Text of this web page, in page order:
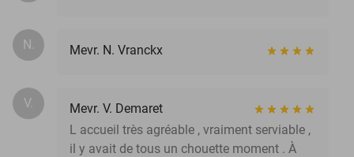
N. Mevr. N. Vranckx
V.
Mevr. V. Demaret
L accueil très agréable , vraiment serviable ,
il y avait de tous un chouette moment . À